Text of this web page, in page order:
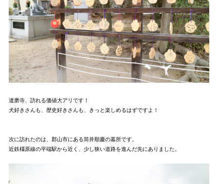
達磨寺、訪れる価値大アリです！
犬好きさんも、歴史好きさんも、きっと楽しめるはずですよ！
次に訪れたのは、郡山市にある筒井順慶の墓所です。
近鉄橿原線の平端駅から近く、少し狭い道路を進んだ先にありました。